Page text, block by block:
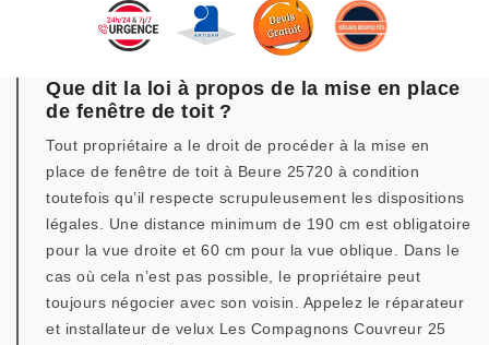
Que dit la loi à propos de la mise en place
de fenêtre de toit ?
Tout propriétaire a le droit de procéder à la mise en
place de fenêtre de toit à Beure 25720 à condition
toutefois qu’il respecte scrupuleusement les dispositions
légales. Une distance minimum de 190 cm est obligatoire
pour la vue droite et 60 cm pour la vue oblique. Dans le
cas où cela n’est pas possible, le propriétaire peut
toujours négocier avec son voisin. Appelez le réparateur
et installateur de velux Les Compagnons Couvreur 25